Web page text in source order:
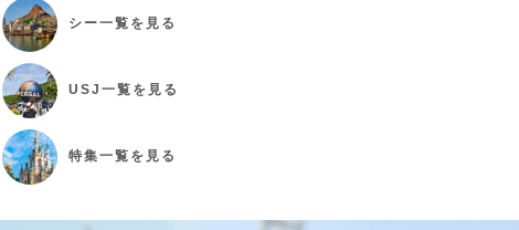
シー一覧を見る
USJ 一覧を見る
特集一覧を見る